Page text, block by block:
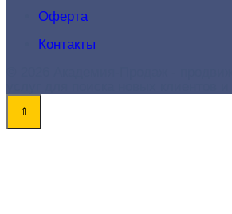
Оферта
Контакты